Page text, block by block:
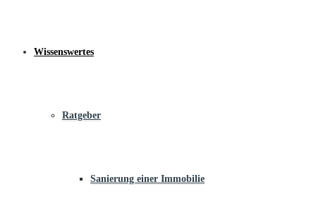
Wissenswertes
Ratgeber
Sanierung einer Immobilie